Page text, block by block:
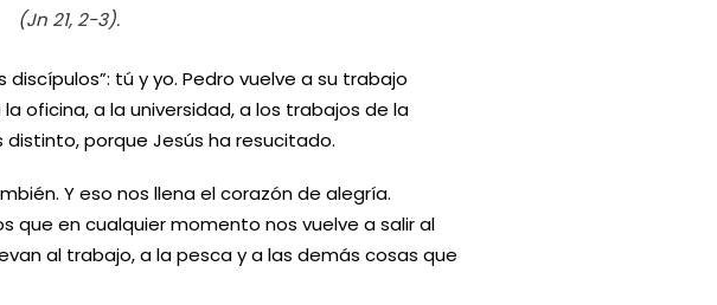
(Jn 21, 2-3).
tú y yo. Pedro vuelve a su trabajo
oficina, a la universidad, a los trabajos de la
porque Jesús ha resucitado.
Y eso nos llena el corazón de alegría.
que en cualquier momento nos vuelve a salir al
al trabajo, a la pesca y a las demás cosas que